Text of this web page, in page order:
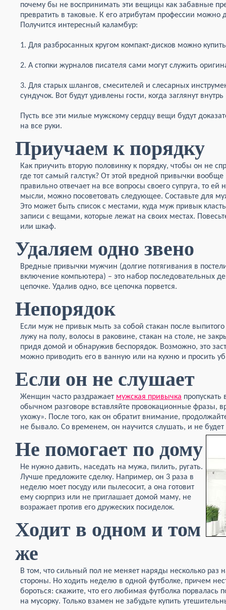
почему бы не воспринимать эти вещицы как забавные
превратить в таковые. К его атрибутам профессии
Получится интересный каламбур:
1. Для разбросанных кругом компакт-дисков можно
2. А стопки журналов писателя сами могут служить
3. Для старых шлангов, смесителей и слесарных
сундучок. Вот будут удивлены гости, когда заглянут
Пусть все эти милые мужскому сердцу вещи будут
на все руки.
Приучаем к порядку
Как приучить вторую половинку к порядку, чтобы он не
где тот самый галстук? От этой вредной привычки
правильно отвечает на все вопросы своего супруга, то
мысли, можно посоветовать следующее. Составьте для
Это может быть список с местами, куда муж привык
записи с вещами, которые лежат на своих местах.
или шкаф.
Удаляем одно звено
Вредные привычки мужчин (долгие потягивания в
включение компьютера) – это набор последовательных
цепочке. Удалив одно, все цепочка порвется.
Непорядок
Если муж не привык мыть за собой стакан после
лужу на полу, волосы в раковине, стакан на столе, не
придя домой и обнаружив беспорядок. Возможно, это
можно приводить его в ванную или на кухню и просить
Если он не слушает
Женщин часто раздражает мужская привычка
обычном разговоре вставляйте провокационные фразы,
ухожу». После того, как он обратит внимание,
не бывало. Со временем, он научится слушать, и не будет
Не помогает по дому
Не нужно давить, наседать на мужа, пилить, ругать.
Лучше предложите сделку. Например, он 3 раза в
неделю моет посуду или пылесосит, а она готовит
ему сюрприз или не приглашает домой маму, не
возражает против его дружеских посиделок.
Ходит в одном и том
же
В том, что сильный пол не меняет наряды несколько раз
стороны. Но ходить неделю в одной футболке, причем
бороться: скажите, что его любимая футболка порвалась
на мусорку. Только взамен не забудьте купить